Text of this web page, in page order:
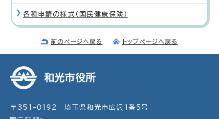
各種申請の様式（国民健康保険）
前のページへ戻る トップページへ戻る
和光市役所
〒351-0192 埼玉県和光市広沢1番5号